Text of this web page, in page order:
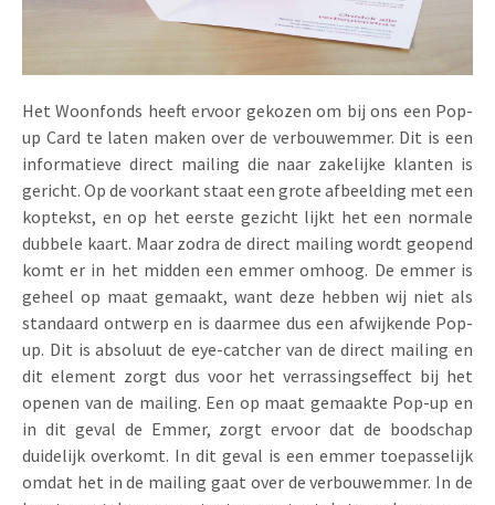
Het Woonfonds heeft ervoor gekozen om bij ons een Pop-
up Card te laten maken over de verbouwemmer. Dit is een
informatieve direct mailing die naar zakelijke klanten is
gericht. Op de voorkant staat een grote afbeelding met een
koptekst, en op het eerste gezicht lijkt het een normale
dubbele kaart. Maar zodra de direct mailing wordt geopend
komt er in het midden een emmer omhoog. De emmer is
geheel op maat gemaakt, want deze hebben wij niet als
standaard ontwerp en is daarmee dus een afwijkende Pop-
up. Dit is absoluut de eye-catcher van de direct mailing en
dit element zorgt dus voor het verrassingseffect bij het
openen van de mailing. Een op maat gemaakte Pop-up en
in dit geval de Emmer, zorgt ervoor dat de boodschap
duidelijk overkomt. In dit geval is een emmer toepasselijk
omdat het in de mailing gaat over de verbouwemmer. In de
Pop-up Kaarten
Lenticular Cards
Twin Sliders
Tabkaarten
Budget kaarten
Andere opvallende mailings
Alle producten
Media Marketing
Non-profit Marketing
Marketing in de Zorg
Duurzame Marketing
Marketing voor Scholen
Horeca Marketing
Food Marketing
Product Introductie
App-lancering
Kalender maken
Klantenbinding
Vacatures
Contactgegevens
Duurzaamheid
Brochure downloaden